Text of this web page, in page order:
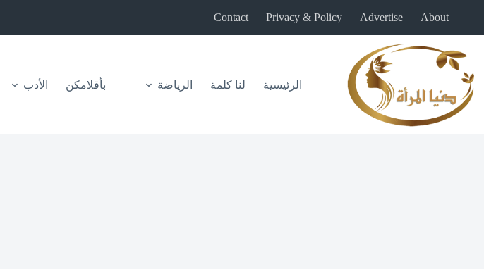
المحتوى
About
Advertise
Privacy & Policy
Contact
الرئيسية لنا كلمة الرياضة بأقلامكن الأدب